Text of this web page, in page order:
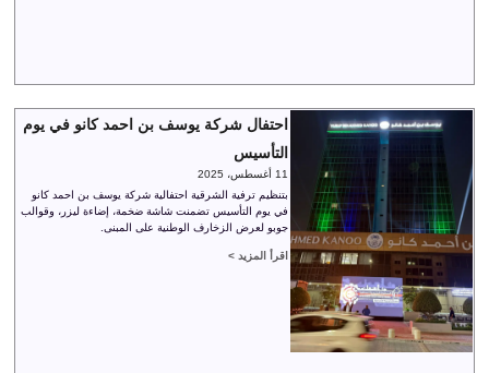
احتفال شركة يوسف بن احمد كانو في يوم
التأسيس
11 أغسطس، 2025
بتنظيم ترفية الشرقية احتفالية شركة يوسف بن احمد كانو
في يوم التأسيس تضمنت شاشة ضخمة، إضاءة ليزر، وقوالب
جوبو لعرض الزخارف الوطنية على المبنى.
اقرأ المزيد >